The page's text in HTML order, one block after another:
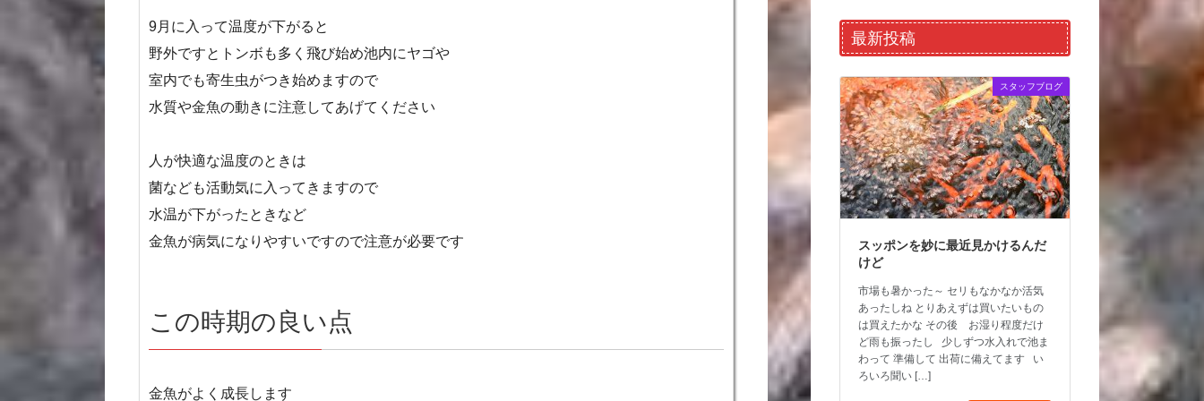
9月に入って温度が下がると
野外ですとトンボも多く飛び始め池内にヤゴや
室内でも寄生虫がつき始めますので
水質や金魚の動きに注意してあげてください
人が快適な温度のときは
菌なども活動気に入ってきますので
水温が下がったときなど
金魚が病気になりやすいですので注意が必要です
この時期の良い点
金魚がよく成長します
最新投稿
スタッフブログ
スッポンを妙に最近見かけるんだ
けど
市場も暑かった～ セリもなかなか活気
あったしね とりあえずは買いたいもの
は買えたかな その後 お湿り程度だけ
ど雨も振ったし 少しずつ水入れで池ま
わって 準備して 出荷に備えてます い
ろいろ聞い […]